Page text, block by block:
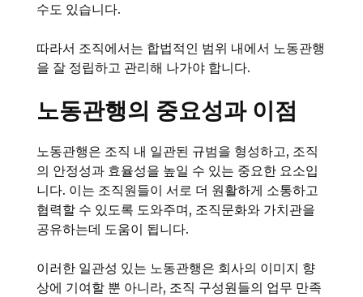
수도 있습니다.
따라서 조직에서는 합법적인 범위 내에서 노동관행
을 잘 정립하고 관리해 나가야 합니다.
노동관행의 중요성과 이점
노동관행은 조직 내 일관된 규범을 형성하고, 조직
의 안정성과 효율성을 높일 수 있는 중요한 요소입
니다. 이는 조직원들이 서로 더 원활하게 소통하고
협력할 수 있도록 도와주며, 조직문화와 가치관을
공유하는데 도움이 됩니다.
이러한 일관성 있는 노동관행은 회사의 이미지 향
상에 기여할 뿐 아니라, 조직 구성원들의 업무 만족